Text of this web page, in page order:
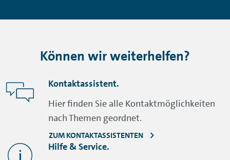
Können wir weiterhelfen?
Kontaktassistent.
Hier finden Sie alle Kontaktmöglichkeiten
nach Themen geordnet.
ZUM KONTAKTASSISTENTEN
Hilfe & Service.